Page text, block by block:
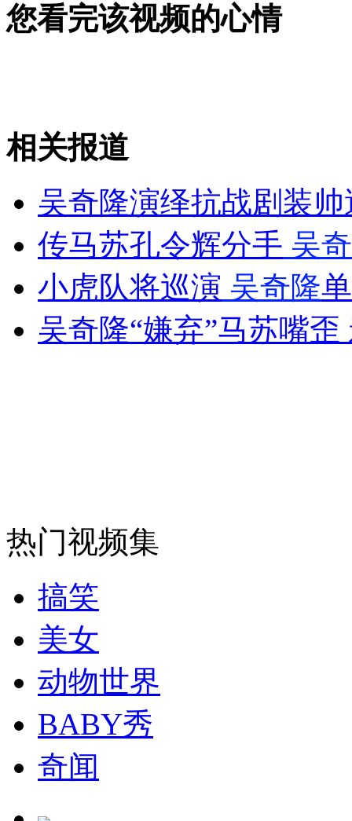
美总统大选:有选民需排队7小时
山西运城恶犬咬伤多人 警民合力深夜将其击毙
女孩北京地铁殴打老人 痛下狠手拳打脚踢
无痛分娩是否安全 医生回应
外交部：反对强权政治霸凌主义
纽约上演“枕头大战”
司机酒驾遇交警 急速倒车逃窜
您看完该视频的心情
相关报道
吴奇隆演绎抗战剧装
传马苏孔令辉分手 吴
小虎队将巡演 吴奇隆
吴奇隆“嫌弃”马苏嘴
热门视频集
搞笑
美女
动物世界
BABY秀
奇闻